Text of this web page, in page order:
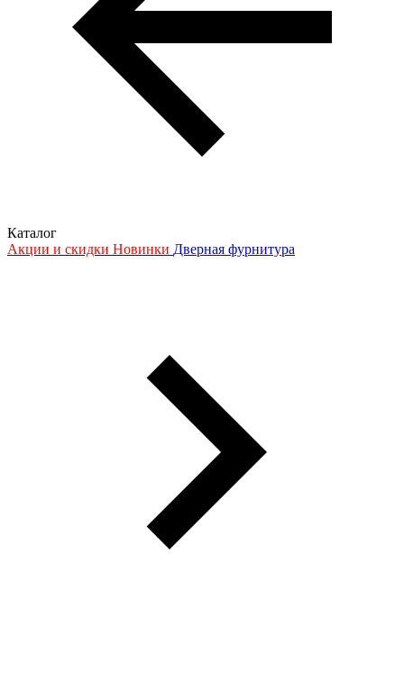
Каталог
Акции и скидки Новинки Дверная фурнитура